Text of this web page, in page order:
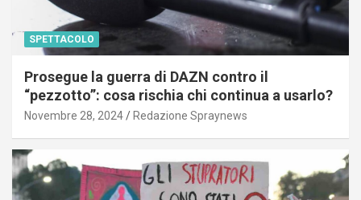
SPETTACOLO
Prosegue la guerra di DAZN contro il
“pezzotto”: cosa rischia chi continua a usarlo?
Novembre 28, 2024 Redazione Spraynews